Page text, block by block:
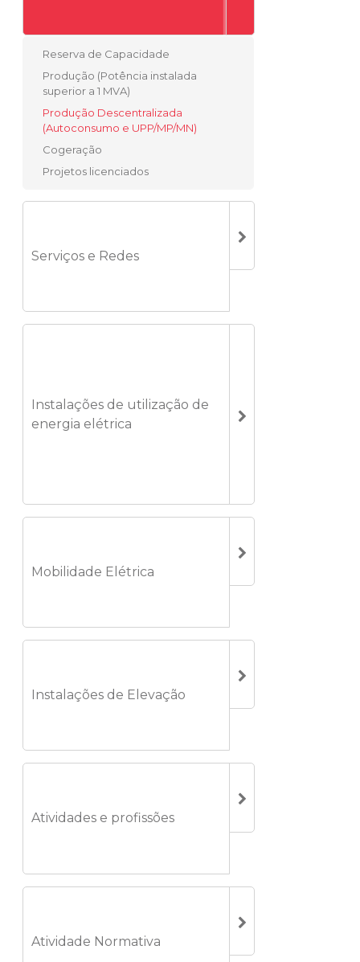
Reserva de Capacidade
Produção (Potência instalada
superior a 1 MVA)
Produção Descentralizada
(Autoconsumo e UPP/MP/MN)
Cogeração
Projetos licenciados
Serviços e Redes
Instalações de utilização de
energia elétrica
Mobilidade Elétrica
Instalações de Elevação
Atividades e profissões
Atividade Normativa